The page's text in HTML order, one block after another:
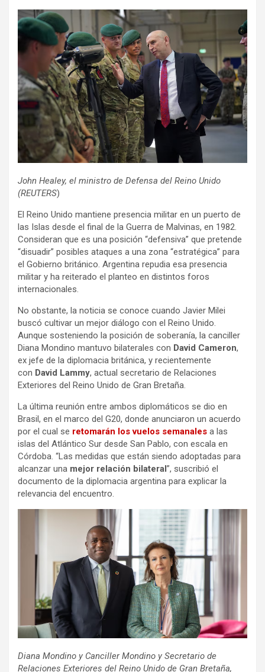
John Healey, el ministro de Defensa del Reino Unido
(REUTERS)
El Reino Unido mantiene presencia militar en un puerto de
las Islas desde el final de la Guerra de Malvinas, en 1982.
Consideran que es una posición “defensiva” que pretende
“disuadir” posibles ataques a una zona “estratégica” para
el Gobierno británico. Argentina repudia esa presencia
militar y ha reiterado el planteo en distintos foros
internacionales.
No obstante, la noticia se conoce cuando Javier Milei
buscó cultivar un mejor diálogo con el Reino Unido.
Aunque sosteniendo la posición de soberanía, la canciller
Diana Mondino mantuvo bilaterales con David Cameron,
ex jefe de la diplomacia británica, y recientemente
con David Lammy, actual secretario de Relaciones
Exteriores del Reino Unido de Gran Bretaña.
La última reunión entre ambos diplomáticos se dio en
Brasil, en el marco del G20, donde anunciaron un acuerdo
por el cual se retomarán los vuelos semanales a las
islas del Atlántico Sur desde San Pablo, con escala en
Córdoba. “Las medidas que están siendo adoptadas para
alcanzar una mejor relación bilateral”, suscribió el
documento de la diplomacia argentina para explicar la
relevancia del encuentro.
Diana Mondino y Canciller Mondino y Secretario de
Relaciones Exteriores del Reino Unido de Gran Bretaña,